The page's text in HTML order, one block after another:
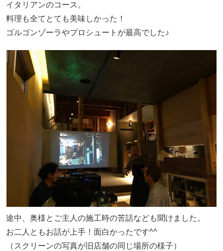
イタリアンのコース。
料理も全てとても美味しかった！
ゴルゴンゾーラやプロシュートが最高でした♪
途中、奥様とご主人の施工時の苦話なども聞けました。
お二人ともお話が上手！面白かったです^^
（スクリーンの写真が旧店舗の同じ場所の様子）